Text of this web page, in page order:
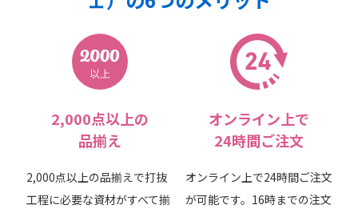
2,000点以上の
品揃え
2,000点以上の品揃えで打抜
工程に必要な資材がすべて揃
オンライン上で
24時間ご注文
オンライン上で24時間ご注文
が可能です。16時までの注文